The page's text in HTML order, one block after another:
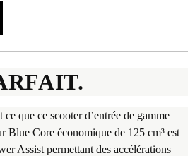
que ce scooter d’entrée de gamme
Blue Core économique de 125 cm³ est
Assist permettant des accélérations